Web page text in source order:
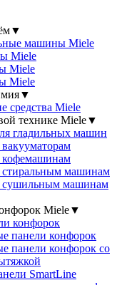
▼
машины Miele
Miele
Miele
Miele
▼
Miele
технике Miele▼
гладильных машин
кофемашинам
стиральным машинам
сушильным машинам
Miele▼
конфорок
панели конфорок
панели конфорок со
SmartLine